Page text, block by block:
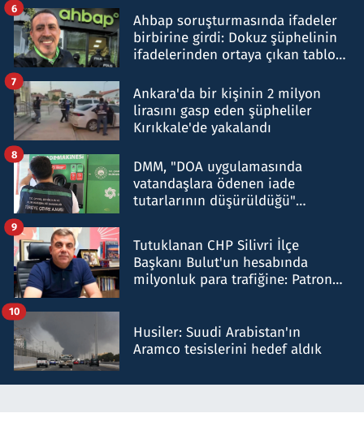
Ahbap soruşturmasında ifadeler
birbirine girdi: Dokuz şüphelinin
ifadelerinden ortaya çıkan tablo
6
Ankara'da bir kişinin 2 milyon
lirasını gasp eden şüpheliler
Kırıkkale'de yakalandı
7
DMM, "DOA uygulamasında
vatandaşlara ödenen iade
tutarlarının düşürüldüğü"
8
Tutuklanan CHP Silivri İlçe
Başkanı Bulut'un hesabında
milyonluk para trafiğine: Patron
9
Husiler: Suudi Arabistan'ın
Aramco tesislerini hedef aldık
10